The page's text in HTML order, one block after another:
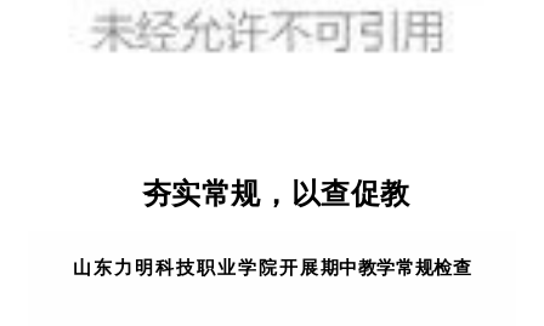
夯实常规，以查促教
山东力明科技职业学院开展期中教学常规检查